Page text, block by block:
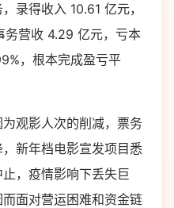
录得收入 10.61 亿元，
务营收 4.29 亿元，亏本
，根本完成盈亏平
观影人次的削减，票务
新年档电影宣发项目悉
，疫情影响下丢失巨
面对营运困难和资金链